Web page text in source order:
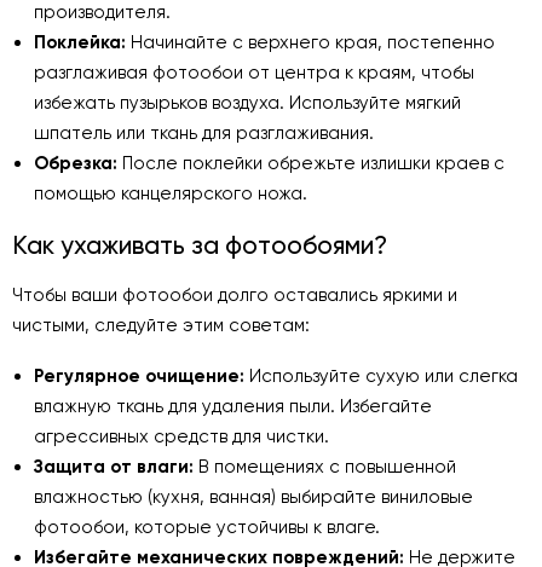
производителя.
Поклейка: Начинайте с верхнего края, постепенно
разглаживая фотообои от центра к краям, чтобы
избежать пузырьков воздуха. Используйте мягкий
шпатель или ткань для разглаживания.
Обрезка: После поклейки обрежьте излишки краев с
помощью канцелярского ножа.
Как ухаживать за фотообоями?
Чтобы ваши фотообои долго оставались яркими и
чистыми, следуйте этим советам:
Регулярное очищение: Используйте сухую или слегка
влажную ткань для удаления пыли. Избегайте
агрессивных средств для чистки.
Защита от влаги: В помещениях с повышенной
влажностью (кухня, ванная) выбирайте виниловые
фотообои, которые устойчивы к влаге.
Избегайте механических повреждений: Не держите